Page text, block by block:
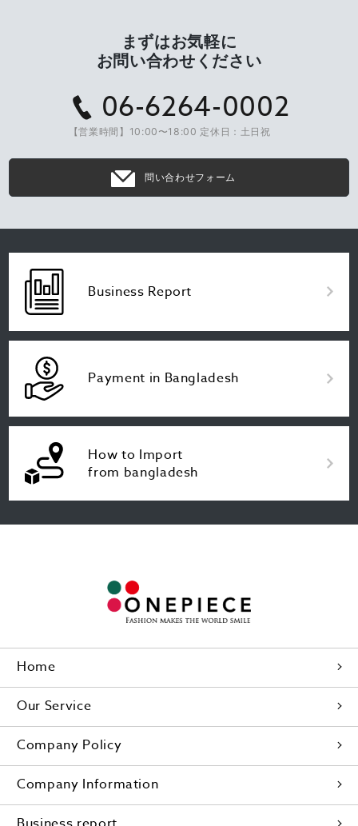
まずはお気軽に
お問い合わせください
06-6264-0002
【営業時間】10:00〜18:00 定休日：土日祝
問い合わせフォーム
Business Report
Payment in Bangladesh
How to Import
from bangladesh
Home
Our Service
Company Policy
Company Information